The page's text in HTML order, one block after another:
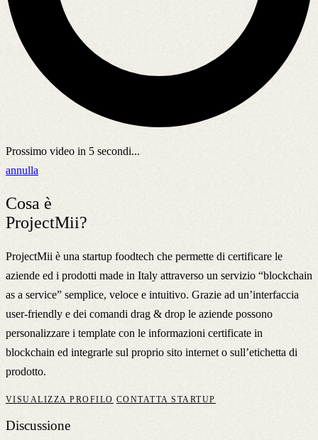
Prossimo video in 5 secondi...
annulla
Cosa è
ProjectMii?
ProjectMii è una startup foodtech che permette di certificare le
aziende ed i prodotti made in Italy attraverso un servizio “blockchain
as a service” semplice, veloce e intuitivo. Grazie ad un’interfaccia
user-friendly e dei comandi drag & drop le aziende possono
personalizzare i template con le informazioni certificate in
blockchain ed integrarle sul proprio sito internet o sull’etichetta di
prodotto.
VISUALIZZA PROFILO CONTATTA STARTUP
Discussione